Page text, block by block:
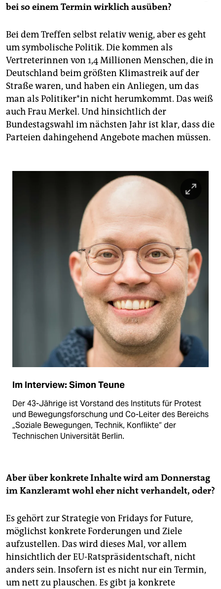
bei so einem Termin wirklich ausüben?
Bei dem Treffen selbst relativ wenig, aber es geht
um symbolische Politik. Die kommen als
Vertreterinnen von 1,4 Millionen Menschen, die in
Deutschland beim größten Klimastreik auf der
Straße waren, und haben ein Anliegen, um das
man als Politiker*in nicht herumkommt. Das weiß
auch Frau Merkel. Und hinsichtlich der
Bundestagswahl im nächsten Jahr ist klar, dass die
Parteien dahingehend Angebote machen müssen.
Im Interview: Simon Teune
Der 43-Jährige ist Vorstand des Instituts für Protest
und Bewegungsforschung und Co-Leiter des Bereichs
„Soziale Bewegungen, Technik, Konflikte“ der
Technischen Universität Berlin.
Aber über konkrete Inhalte wird am Donnerstag
im Kanzleramt wohl eher nicht verhandelt, oder?
Es gehört zur Strategie von Fridays for Future,
möglichst konkrete Forderungen und Ziele
aufzustellen. Das wird dieses Mal, vor allem
hinsichtlich der EU-Ratspräsidentschaft, nicht
anders sein. Insofern ist es nicht nur ein Termin,
um nett zu plauschen. Es gibt ja konkrete